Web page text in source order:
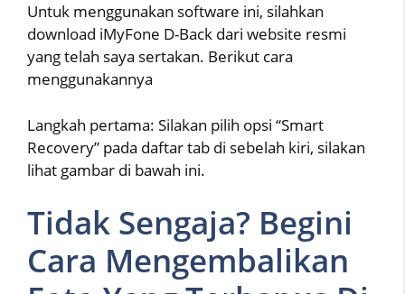
Untuk menggunakan software ini, silahkan
download iMyFone D-Back dari website resmi
yang telah saya sertakan. Berikut cara
menggunakannya
Langkah pertama: Silakan pilih opsi “Smart
Recovery” pada daftar tab di sebelah kiri, silakan
lihat gambar di bawah ini.
Tidak Sengaja? Begini
Cara Mengembalikan